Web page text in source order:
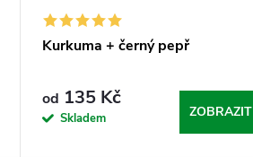
Kurkuma + černý pepř
od 135 Kč
Skladem ZOBRAZIT